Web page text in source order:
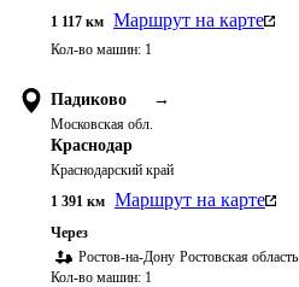
1 117 км Маршрут на карте
Кол-во машин: 1
Падиково →
Московская обл.
Краснодар
Краснодарский край
1 391 км Маршрут на карте
Через
Ростов-на-Дону Ростовская область
Кол-во машин: 1